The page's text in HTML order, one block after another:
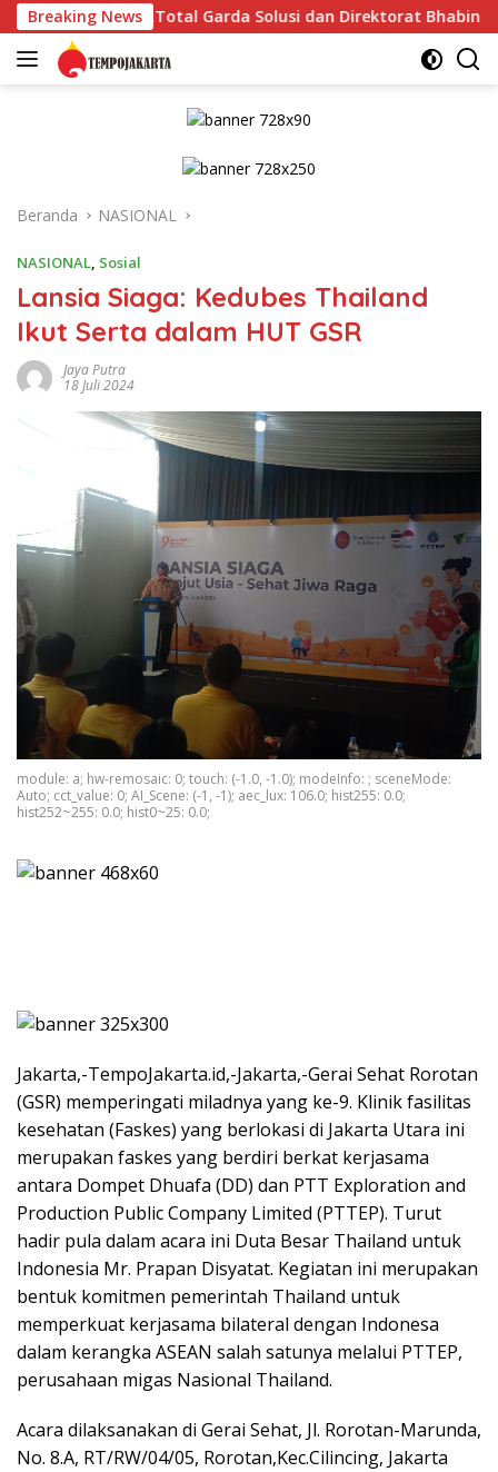
Langsung
ke
konten
Breaking News
Garda Solusi dan Direktorat Bhabinkamtibmas Polda
Beranda NASIONAL
NASIONAL Sosial
Lansia Siaga: Kedubes Thailand
Ikut Serta dalam HUT GSR
Jaya Putra
18 Juli 2024
module: a; hw-remosaic: 0; touch: (-1.0, -1.0); modeInfo: ; sceneMode:
Auto; cct_value: 0; AI_Scene: (-1, -1); aec_lux: 106.0; hist255: 0.0;
hist252~255: 0.0; hist0~25: 0.0;
Jakarta,-TempoJakarta.id,-Jakarta,-Gerai Sehat Rorotan
(GSR) memperingati miladnya yang ke-9. Klinik fasilitas
kesehatan (Faskes) yang berlokasi di Jakarta Utara ini
merupakan faskes yang berdiri berkat kerjasama
antara Dompet Dhuafa (DD) dan PTT Exploration and
Production Public Company Limited (PTTEP). Turut
hadir pula dalam acara ini Duta Besar Thailand untuk
Indonesia Mr. Prapan Disyatat. Kegiatan ini merupakan
bentuk komitmen pemerintah Thailand untuk
memperkuat kerjasama bilateral dengan Indonesa
dalam kerangka ASEAN salah satunya melalui PTTEP,
perusahaan migas Nasional Thailand.
Acara dilaksanakan di Gerai Sehat, Jl. Rorotan-Marunda,
No. 8.A, RT/RW/04/05, Rorotan,Kec.Cilincing, Jakarta